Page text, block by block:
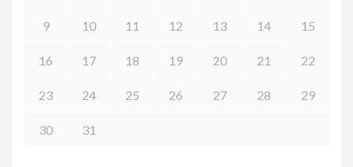
9 10 11 12 13 14 15
16 17 18 19 20 21 22
23 24 25 26 27 28 29
30 31